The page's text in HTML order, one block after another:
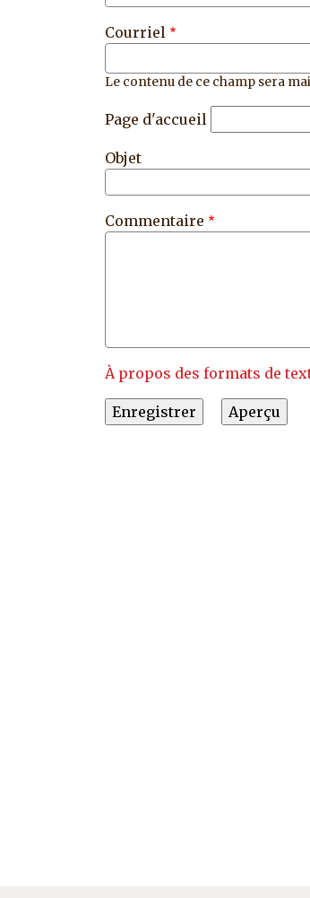
Courriel
Le contenu de ce champ sera
Page d'accueil
Objet
Commentaire
À propos des formats de